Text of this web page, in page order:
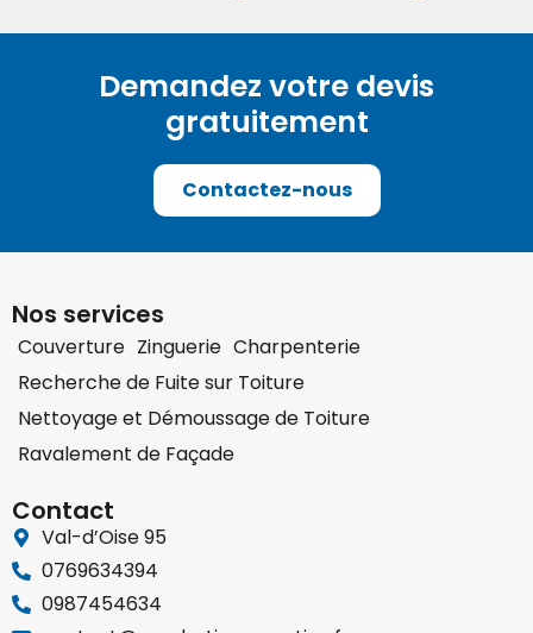
Demandez votre devis
gratuitement
Contactez-nous
Nos services
Couverture Zinguerie Charpenterie
Recherche de Fuite sur Toiture
Nettoyage et Démoussage de Toiture
Ravalement de Façade
Contact
Val-d’Oise 95
0769634394
0987454634